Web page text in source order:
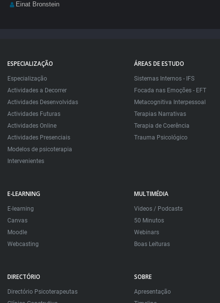
Einat Bronstein
ESPECIALIZAÇÃO
Especialização
Actividades a Decorrer
Actividades Desenvolvidas
Actividades Futuras
Actividades Online
Actividades Presenciais
Modelos de psicoterapia
Intervenientes
ÁREAS DE ESTUDO
Sistemas Internos - IFS
Focada nas Emoções - EFT
Metacognitiva Interpessoal
Terapias Narrativas
Terapia de Coerência
Trauma Psicológico
E-LEARNING
E-learning
Canvas
Moodle
Webcasting
MULTIMÉDIA
Videos / Podcasts
50 Minutos
Webinars
Boas Leituras
DIRECTÓRIO
Directório Psicoterapeutas
SOBRE
Apresentação